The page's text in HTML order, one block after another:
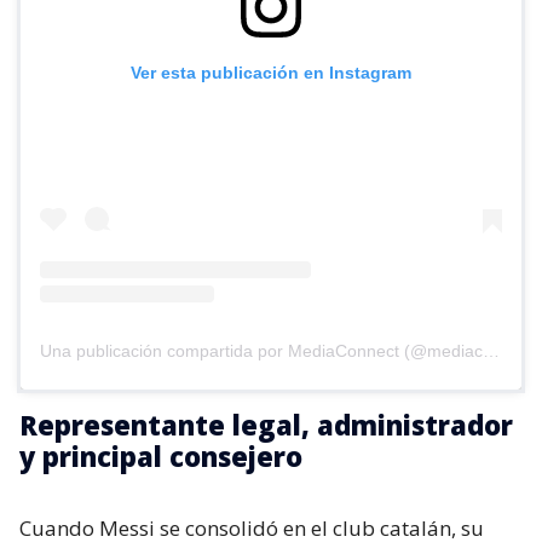
Ver esta publicación en Instagram
Representante legal, administrador
y principal consejero
Cuando Messi se consolidó en el club catalán, su